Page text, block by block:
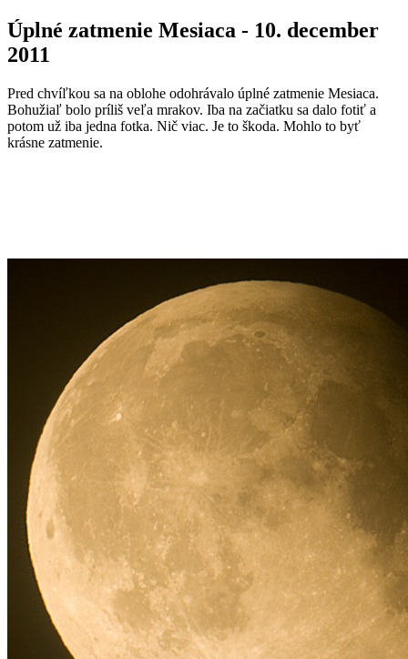
Úplné zatmenie Mesiaca - 10. december
2011
Pred chvíľkou sa na oblohe odohrávalo úplné zatmenie Mesiaca.
Bohužiaľ bolo príliš veľa mrakov. Iba na začiatku sa dalo fotiť a
potom už iba jedna fotka. Nič viac. Je to škoda. Mohlo to byť
krásne zatmenie.